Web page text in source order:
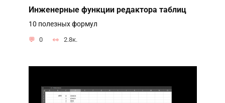
Инженерные функции редактора таблиц
10 полезных формул
0 2.8к.